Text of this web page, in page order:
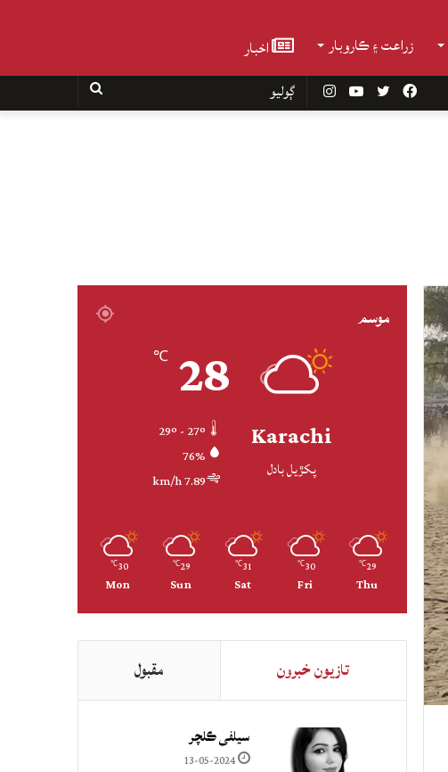
زراعت ۽ ڪاروبار اخبار
InstagramYouTube Twitter
Facebook
موسم
Karachi
پکڙيل بادل
28
℃
76%
7.89 km/h
29
℃
Thu
30
℃
Fri
31
℃
Sat
29
℃
Sun
30
℃
Mon
تازيون خبرون مقبول
سيلفي ڪلچر
13-05-2024